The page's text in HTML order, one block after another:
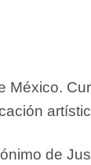
México.
de